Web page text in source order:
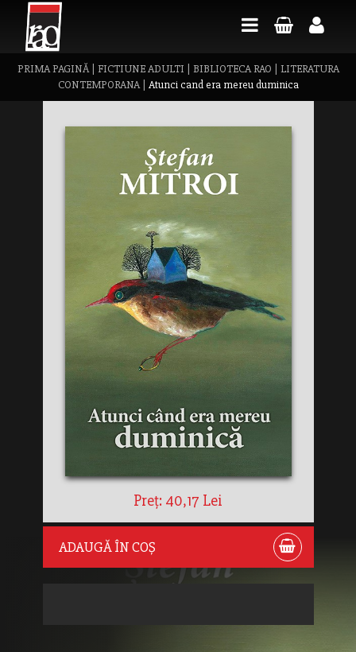
PRIMA PAGINĂ| FICTIUNE ADULTI BIBLIOTECA RAO
LITERATURA
CONTEMPORANA| Atunci cand era mereu duminica
Preț: 40,17 Lei
ADAUGĂ ÎN COȘ